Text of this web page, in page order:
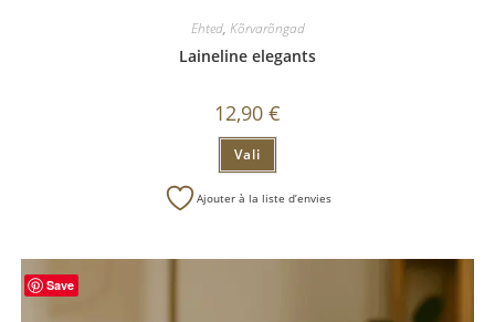
Ehted, Kõrvarõngad
Laineline elegants
12,90 €
Vali
Ajouter à la liste d’envies
Save